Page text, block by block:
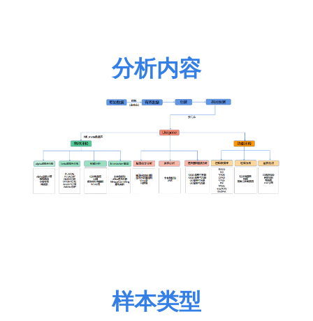
分析内容
样本类型